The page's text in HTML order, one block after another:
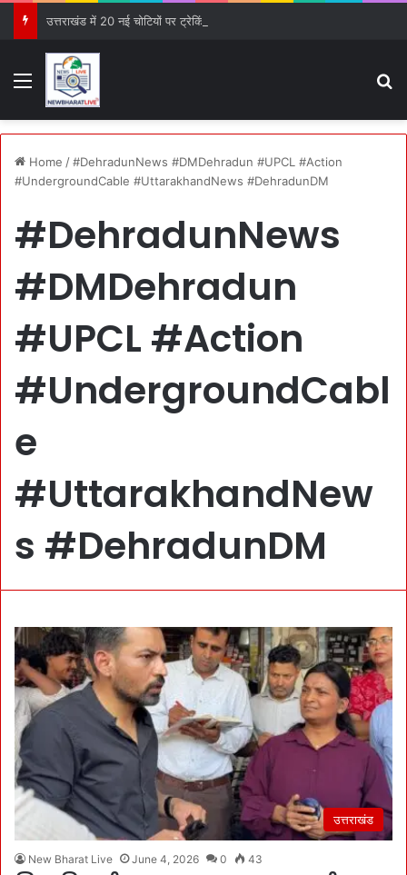
Menu
Home /#DehradunNews #DMDehradun #UPCL #Action
#UndergroundCable #UttarakhandNews #DehradunDM
#DehradunNews
#DMDehradun
#UPCL #Action
#UndergroundCabl
e
#UttarakhandNew
s #DehradunDM
उत्तराखंड
New Bharat Live June 4, 2026 0 43